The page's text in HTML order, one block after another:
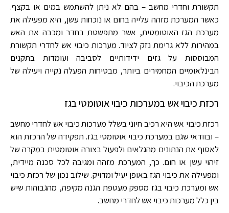
תקשורת וחדרי מחשב – בהם לא ניתן להשתמש במים או בקצף.
כאשר המערכת מזהה עלייה בחום או נוכחות עשן, היא מפעילה את
מערכת הגז האוטומטית, אשר מתפשטת בחדר ומכבה את האש
במהירות ללא גרימת נזק לציוד. מערכות כיבוי אש לחדרי תקשורת
המבוססות על גזים ידידותיים לסביבה ועומדות בתקנים
הבינלאומיים המחמירים ביותר, מבטיחות הפעלה נקייה ויעילה של
מערכת הכיבוי.
רכזת כיבוי אש במערכות כיבוי אוטומטי בגז
רכזת כיבוי אש היא רכיב חיוני בשלל מערכות כיבוי אש לחדרי מחשב
– ובוודאי שגם במערכת כיבוי אוטומטי בגז. תפקידה של הרכזת הוא
לאסוף את הנתונים מהגלאים ולפעול בצורה אוטומטית במקרה של
זיהוי עשן או חום. כך, המערכת מזהה ומגיבה לכל סכנה מיידית,
ומפעילה את כיבוי הגז באופן יעיל ומדויק. שילוב נכון של רכזת כיבוי
אש ומערכת כיבוי בגז מספק מעטפת הגנה מקיפה, מהגבוהות שיש
בין כלל מערכות כיבוי אש לחדרי מחשב.